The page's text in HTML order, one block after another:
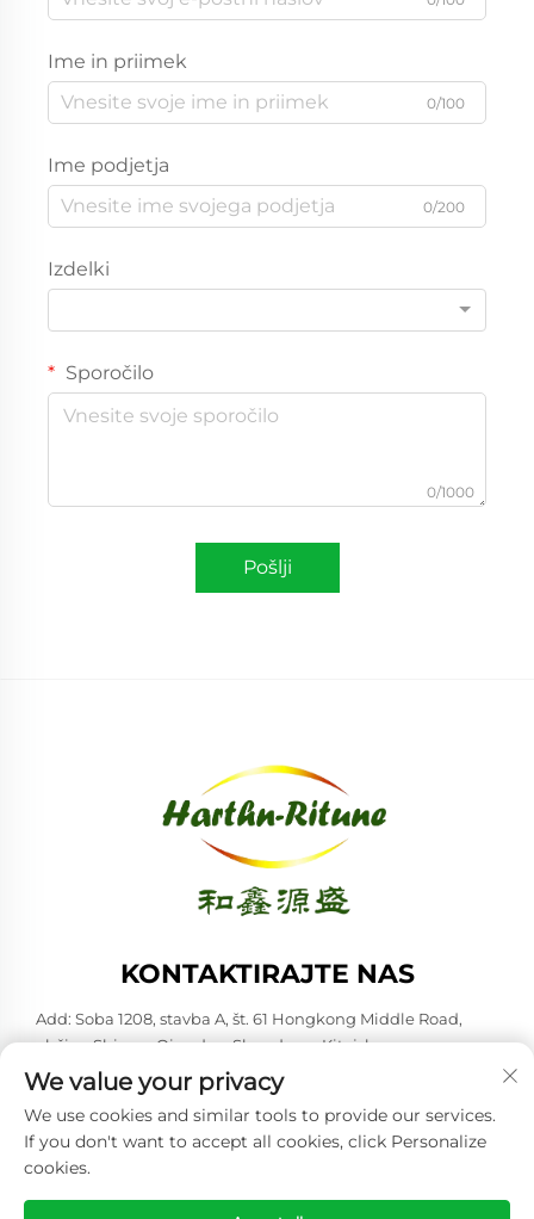
Ime in priimek
0/100
Ime podjetja
0/200
Izdelki
Sporočilo
0/1000
Pošlji
KONTAKTIRAJTE NAS
Add: Soba 1208, stavba A, št. 61 Hongkong Middle Road,
občina Shinan, Qingdao, Shandong, Kitajska
Tel:+86-53285879528
E-pošta:[email protected]
Avtorske pravice © 2026 Qingdao Harthn-ritune Corp., Ltd. Vse
We value your privacy
We use cookies and similar tools to provide our services.
If you don't want to accept all cookies, click Personalize
cookies.